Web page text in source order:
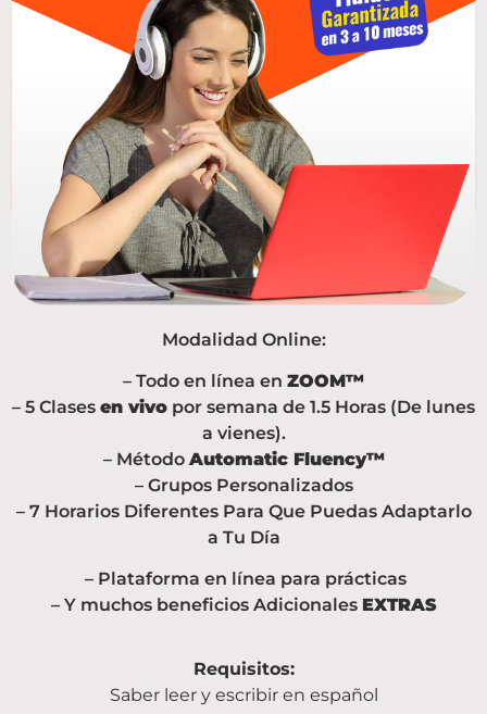
Modalidad Online:
– Todo en línea en ZOOM™
– 5 Clases en vivo por semana de 1.5 Horas (De lunes
a vienes).
– Método Automatic Fluency™
– Grupos Personalizados
– 7 Horarios Diferentes Para Que Puedas Adaptarlo
a Tu Día
– Plataforma en línea para prácticas
– Y muchos beneficios Adicionales EXTRAS
Requisitos:
Saber leer y escribir en español